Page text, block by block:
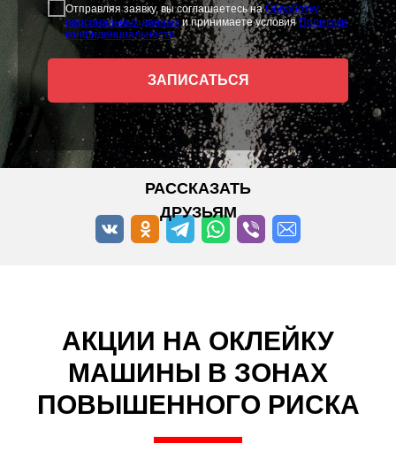
Отправляя заявку, вы соглашаетесь наОбработку
персональных данных и принимаете условияПолитики
конфиденциальности
ЗАПИСАТЬСЯ
РАССКАЗАТЬ
ДРУЗЬЯМ
АКЦИИ НА ОКЛЕЙКУ
МАШИНЫ В ЗОНАХ
ПОВЫШЕННОГО РИСКА